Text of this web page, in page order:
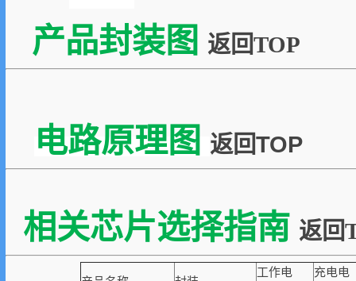
产品封装图 返回TOP
电路原理图 返回TOP
相关芯片选择指南 返回
工作电
充电电